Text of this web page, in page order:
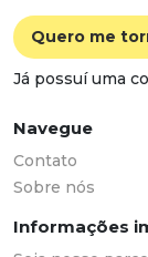
Quero me
Já possuí uma
Navegue
Contato
Sobre nós
Informações